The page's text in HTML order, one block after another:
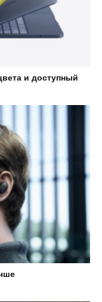
и доступный